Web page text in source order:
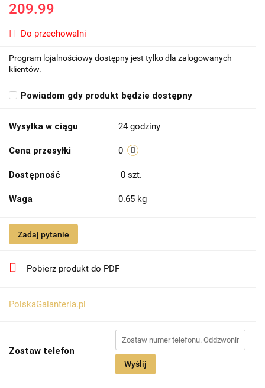
209.99
Do przechowalni
Program lojalnościowy dostępny jest tylko dla zalogowanych
klientów.
Powiadom gdy produkt będzie dostępny
Wysyłka w ciągu 24 godziny
Cena przesyłki 0
Dostępność 0 szt.
Waga 0.65 kg
Zadaj pytanie
Pobierz produkt do PDF
PolskaGalanteria.pl
Zostaw telefon
Wyślij